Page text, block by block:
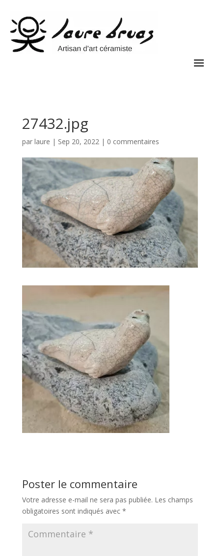
27432.jpg
par laure | Sep 20, 2022| 0 commentaires
Poster le commentaire
Votre adresse e-mail ne sera pas publiée. Les champs
obligatoires sont indiqués avec *